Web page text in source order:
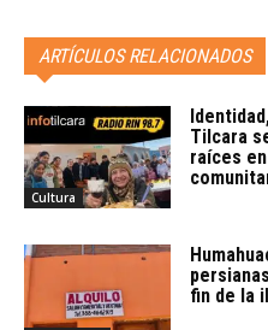
ARTÍCULOS RELACIONADOS
Cultura
Tilcara
raíces
fin de la